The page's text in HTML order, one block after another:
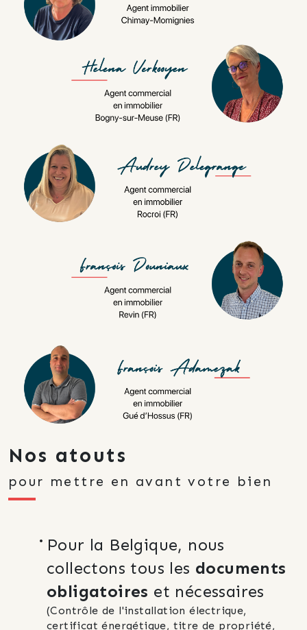
Nos atouts
pour mettre en avant votre bien
Pour la Belgique, nous
collectons tous les documents
obligatoires et nécessaires
(Contrôle de l'installation électrique,
certificat énergétique, titre de propriété,